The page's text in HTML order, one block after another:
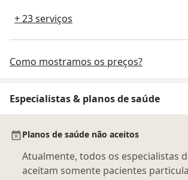
+ 23 serviços
Como mostramos os preços?
Especialistas & planos de saúde
Planos de saúde não aceitos
Atualmente, todos os especialistas
aceitam somente pacientes